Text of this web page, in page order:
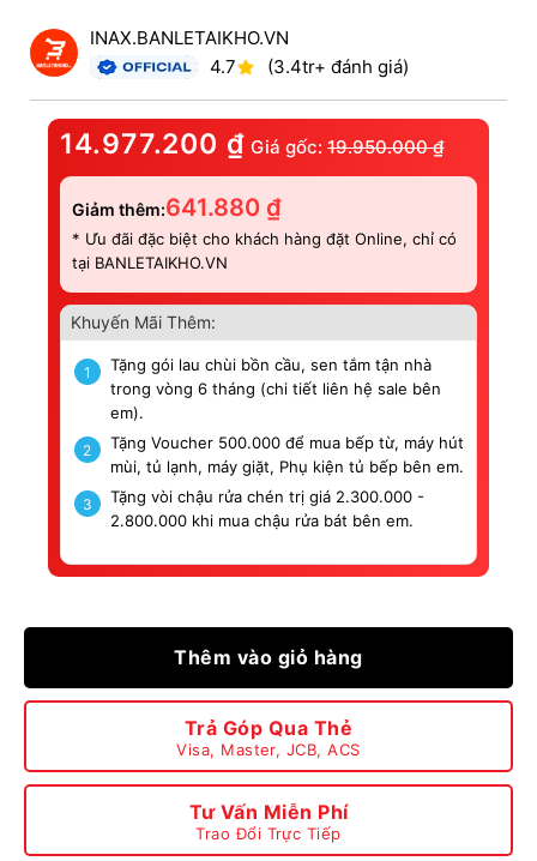
INAX.BANLETAIKHO.VN
4.7
(3.4tr+ đánh giá)
14.977.200 ₫ Giá gốc: 19.950.000₫
Giảm thêm:641.880 ₫
* Ưu đãi đặc biệt cho khách hàng đặt Online, chỉ có
tại BANLETAIKHO.VN
Khuyến Mãi Thêm:
1
Tặng gói lau chùi bồn cầu, sen tắm tận nhà
trong vòng 6 tháng (chi tiết liên hệ sale bên
em).
2
Tặng Voucher 500.000 để mua bếp từ, máy hút
mùi, tủ lạnh, máy giặt, Phụ kiện tủ bếp bên em.
3
Tặng vòi chậu rửa chén trị giá 2.300.000 -
2.800.000 khi mua chậu rửa bát bên em.
Thêm vào giỏ hàng
Trả Góp Qua Thẻ
Visa, Master, JCB, ACS
Tư Vấn Miễn Phí
Trao Đổi Trực Tiếp